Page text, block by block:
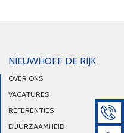
NIEUWHOFF DE RIJK
OVER ONS
VACATURES
REFERENTIES
DUURZAAMHEID